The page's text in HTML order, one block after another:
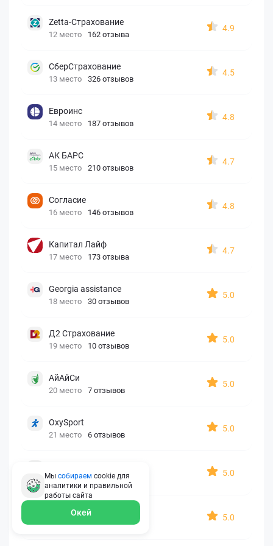
Zetta-Страхование
12 место 162 отзыва
4.9
СберСтрахование
13 место 326 отзывов
4.5
Евроинс
14 место 187 отзывов
4.8
АК БАРС
15 место 210 отзывов
4.7
Согласие
16 место 146 отзывов
4.8
Капитал Лайф
17 место 173 отзыва
4.7
Georgia assistance
18 место 30 отзывов
5.0
Д2 Страхование
19 место 10 отзывов
5.0
АйАйСи
20 место 7 отзывов
5.0
OxySport
21 место 6 отзывов
5.0
22 место 2 отзыва
5.0
Oxy Travel Premium
23 место 1 отзыв
5.0
Мы собираем cookie для
аналитики и правильной
работы сайта
Окей